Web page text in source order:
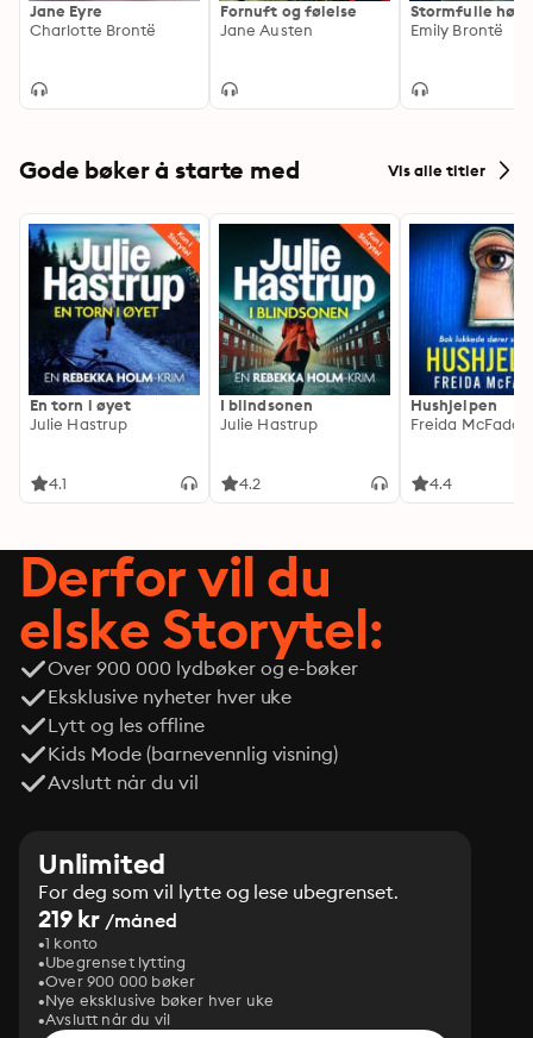
Jane Eyre
Charlotte Brontë
Fornuft og følelse
Jane Austen
Stormfulle
Emily Brontë
Gode bøker å starte med Vis alle titler
En torn i øyet
Julie Hastrup
4.1
I blindsonen
Julie Hastrup
4.2
Hushjelpen
Freida
4.4
Derfor vil du
elske Storytel:
Over 900 000 lydbøker og e-bøker
Eksklusive nyheter hver uke
Lytt og les offline
Kids Mode (barnevennlig visning)
Avslutt når du vil
Unlimited
For deg som vil lytte og lese ubegrenset.
219 kr /måned
1 konto
Ubegrenset lytting
Over 900 000 bøker
Nye eksklusive bøker hver uke
Avslutt når du vil